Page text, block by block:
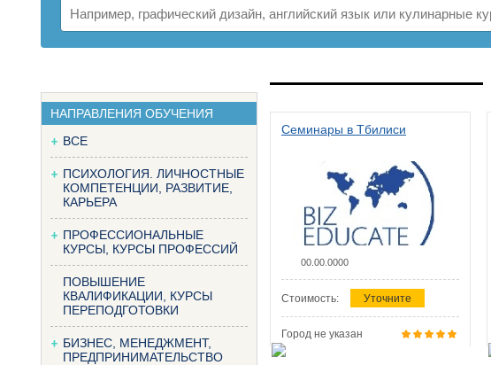
НАПРАВЛЕНИЯ ОБУЧЕНИЯ
ВСЕ
ПСИХОЛОГИЯ. ЛИЧНОСТНЫЕ
КОМПЕТЕНЦИИ, РАЗВИТИЕ,
КАРЬЕРА
ПРОФЕССИОНАЛЬНЫЕ
КУРСЫ, КУРСЫ ПРОФЕССИЙ
ПОВЫШЕНИЕ
КВАЛИФИКАЦИИ, КУРСЫ
ПЕРЕПОДГОТОВКИ
БИЗНЕС, МЕНЕДЖМЕНТ,
ПРЕДПРИНИМАТЕЛЬСТВО
Семинары в Тбилиси
00.00.0000
Стоимость: Уточните
Город не указан